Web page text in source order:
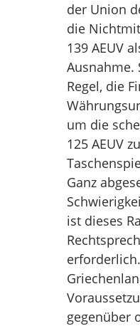
der Union
die
139 AEUV
Ausnahme.
Regel, die
um die
125 AEUV
Ganz
ist dieses
gegenüber